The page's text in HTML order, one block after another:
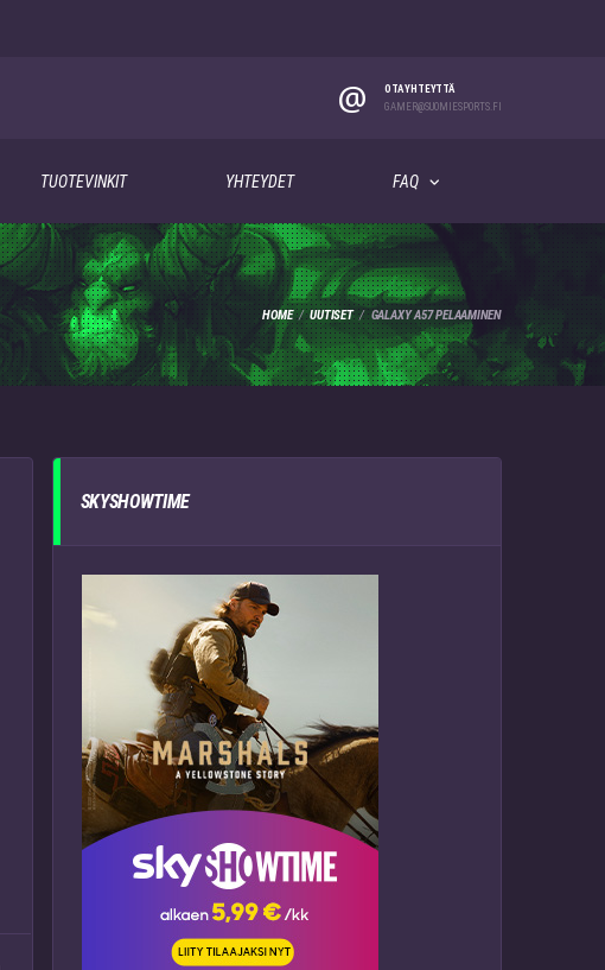
@
OTA YHTEYTTÄ
GAMER@SUOMIESPORTS.FI
TUOTEVINKIT YHTEYDET FAQ
HOME UUTISET GALAXY A57 PELAAMINEN
SKYSHOWTIME